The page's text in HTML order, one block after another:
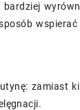
zamiast